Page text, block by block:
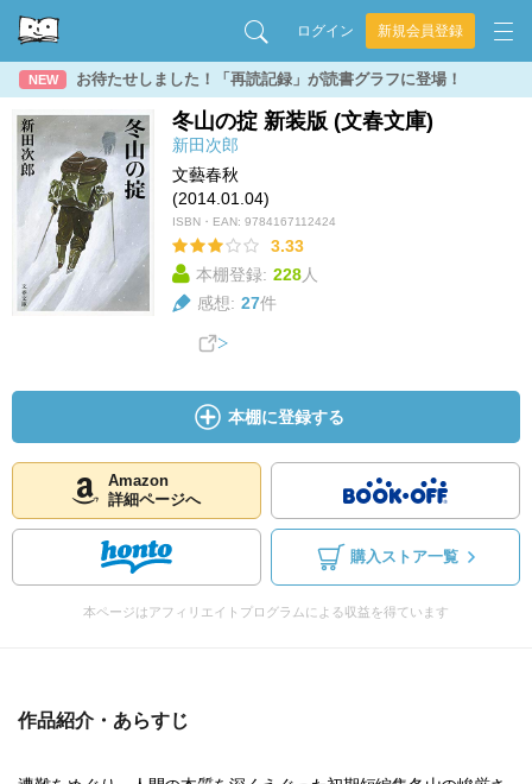
ログイン 新規会員登録
NEW お待たせしました！「再読記録」が読書グラフに登場！
冬山の掟 新装版 (文春文庫)
新田次郎
文藝春秋
(2014.01.04)
ISBN・EAN: 9784167112424
3.33
本棚登録: 228人
感想: 27件
本棚に登録する
Amazon
詳細ページへ
購入ストア一覧
本ページはアフィリエイトプログラムによる収益を得ています
作品紹介・あらすじ